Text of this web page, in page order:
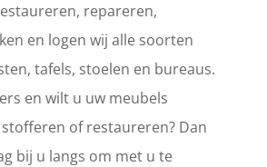
repareren,
en logen wij alle soorten
tafels, stoelen en bureaus.
en wilt u uw meubels
of restaureren? Dan
bij u langs om met u te